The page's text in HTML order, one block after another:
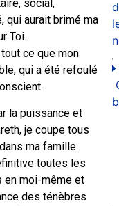
social,
qui aurait brimé ma
Toi.
ce que mon
qui a été refoulé
la puissance et
je coupe tous
ma famille.
toutes les
en moi-même et
des ténèbres